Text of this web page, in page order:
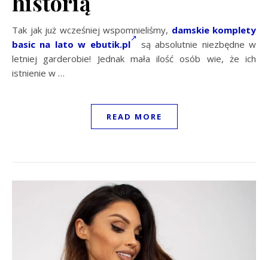
Tak jak już wcześniej wspomnieliśmy, damskie komplety
basic na lato w ebutik.pl
są absolutnie niezbędne w
letniej garderobie! Jednak mała ilość osób wie, że ich
istnienie w …
READ MORE